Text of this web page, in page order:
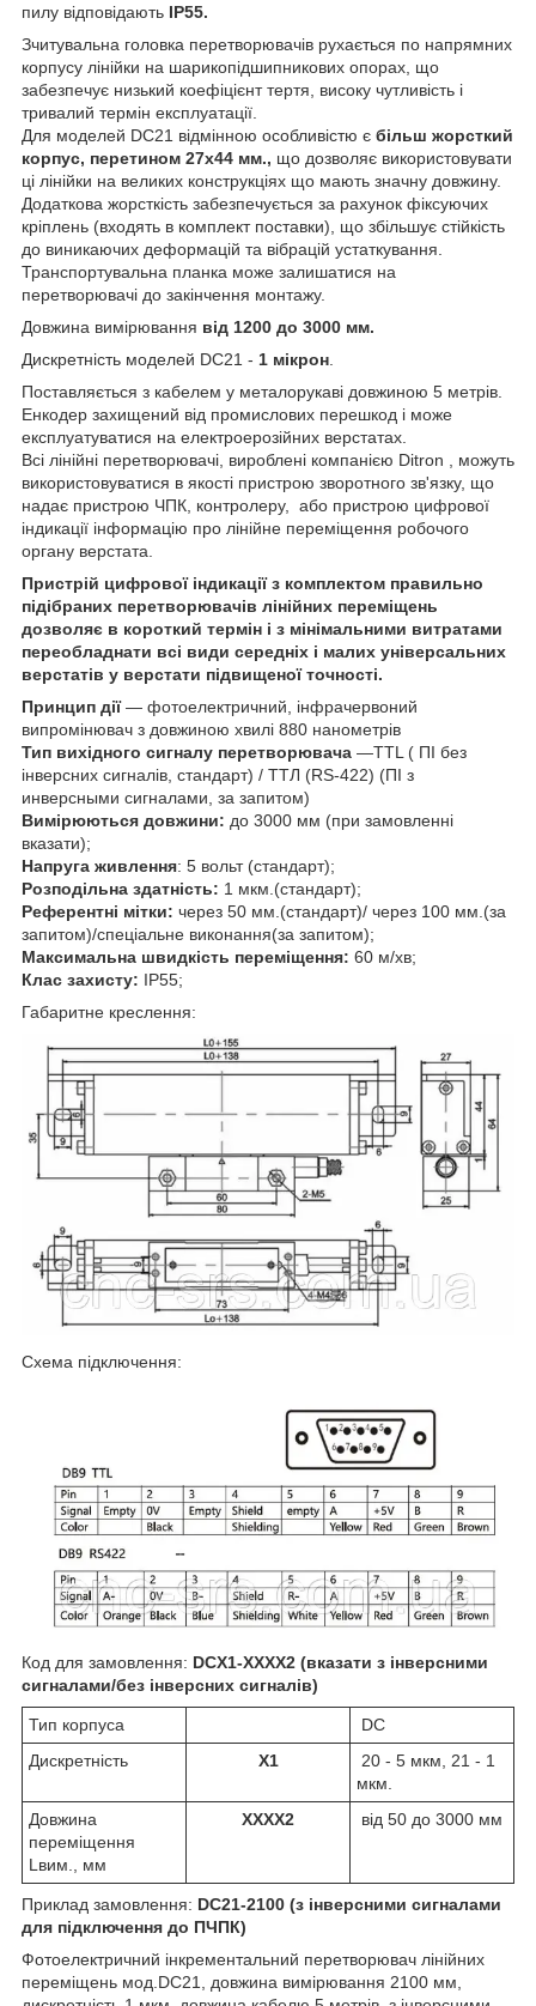
пилу відповідають IP55.
Зчитувальна головка перетворювачів рухається по напрямних
корпусу лінійки на шарикопідшипникових опорах, що
забезпечує низький коефіцієнт тертя, високу чутливість і
тривалий термін експлуатації.
Для моделей DC21 відмінною особливістю є більш жорсткий
корпус, перетином 27х44 мм., що дозволяє використовувати
ці лінійки на великих конструкціях що мають значну довжину.
Додаткова жорсткість забезпечується за рахунок фіксуючих
кріплень (входять в комплект поставки), що збільшує стійкість
до виникаючих деформацій та вібрацій устаткування.
Транспортувальна планка може залишатися на
перетворювачі до закінчення монтажу.
Довжина вимірювання від 1200 до 3000 мм.
Дискретність моделей DC21 - 1 мікрон
Поставляється з кабелем у металорукаві довжиною 5 метрів.
Енкодер захищений від промислових перешкод і може
експлуатуватися на електроерозійних верстатах.
Всі лінійні перетворювачі, вироблені компанією Ditron , можуть
використовуватися в якості пристрою зворотного зв'язку, що
надає пристрою ЧПК, контролеру, або пристрою цифрової
індикації інформацію про лінійне переміщення робочого
органу верстата.
Пристрій цифрової індикації з комплектом правильно
підібраних перетворювачів лінійних переміщень
дозволяє в короткий термін і з мінімальними витратами
переобладнати всі види середніх і малих універсальних
верстатів у верстати підвищеної точності.
Принцип дії― фотоелектричний, інфрачервоний
випромінювач з довжиною хвилі 880 нанометрів
Тип вихідного сигналу перетворювача ―TTL ( ПІ без
інверсних сигналів, стандарт) / ТТЛ (RS-422) (ПІ з
инверсными сигналами, за запитом)
Вимірюються довжини: до 3000 мм (при замовленні
вказати);
Напруга живлення: 5 вольт (стандарт);
Розподільна здатність: 1 мкм.(стандарт);
Референтні мітки: через 50 мм.(стандарт)/ через 100 мм.(за
запитом)/спеціальне виконання(за запитом);
Максимальна швидкість переміщення: 60 м/хв;
Клас захисту: IP55;
Габаритне креслення:
Схема підключення:
Код для замовлення: DCX1-XXXX2 (вказати з інверсними
сигналами/без інверсних сигналів)
Тип корпуса
DC
Дискретність
X1
20 - 5 мкм, 21 - 1
мкм.
Довжина
переміщення
Lвим., мм
XXXX2​ від 50 до 3000 мм
Приклад замовлення: DC21-2100 (з інверсними сигналами
для підключення до ПЧПК)
Фотоелектричний інкрементальний перетворювач лінійних
переміщень мод.DC21, довжина вимірювання 2100 мм,